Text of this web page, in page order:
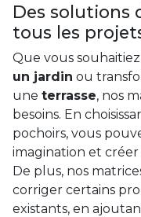
Des solutions
tous les
Que vous
un jardin ou
une terrasse, nos
besoins. En
pochoirs, vous
imagination et
De plus, nos
corriger certains
existants, en